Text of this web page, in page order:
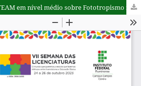
Uma Abordagem STEAM em nível médio sobre Fototropismo no Ensino de Física